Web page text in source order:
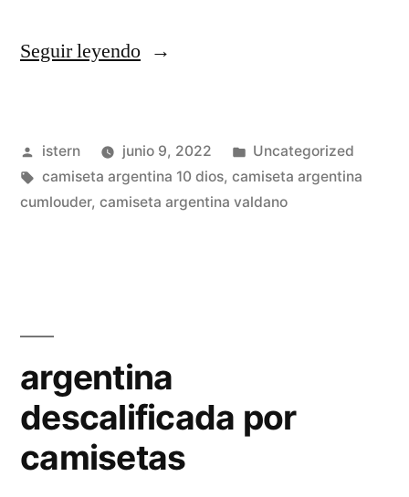
Seguir leyendo«argentina
2019»
Publicado
por
istern junio 9, 2022
Publicado
en
Uncategorized
Etiquetas:
camiseta argentina 10 dios, camiseta argentina
cumlouder, camiseta argentina valdano
argentina
descalificada por
camisetas